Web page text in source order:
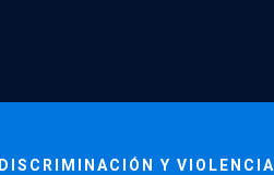
DISCRIMINACIÓN Y VIOLENCIA